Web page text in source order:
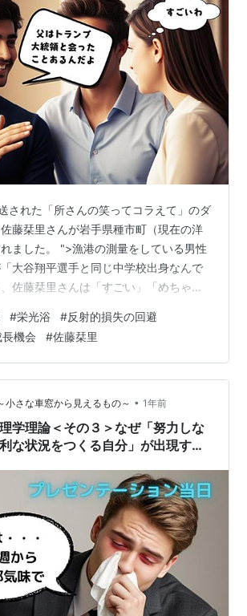
された「所さんの笑ってコラえて」のダ
藤栞里さんが岩手県種市町（現在の洋
ました。 ">漁港の測量をしている男性
大谷翔平選手と同じ中学校出身なんで
佐藤栞里さんは「すごい」「めちゃい
かとつながりがある人は、一目置かれ
思われたり・・・は、よくありますよ
Basking in Reflected Glory）とは？＞
の成功や栄光を自分に重ね合わせて、
とする心理現象を指します。 たとえ自
#栄光浴 #反射的損失の回避
長機会 #佐藤栞里
小さな車窓から見えるもの～ • 1年前
学理論＜その３＞なぜ「努力しな
な状況をつくる自分」が出現する